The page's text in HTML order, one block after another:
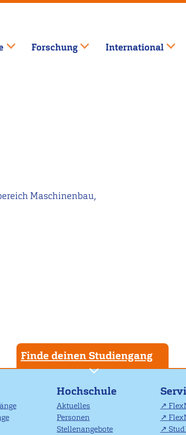
Forschung International
Maschinenbau,
Finde deinen Studiengang
Hochschule
Aktuelles
Personen
Stellenangebote